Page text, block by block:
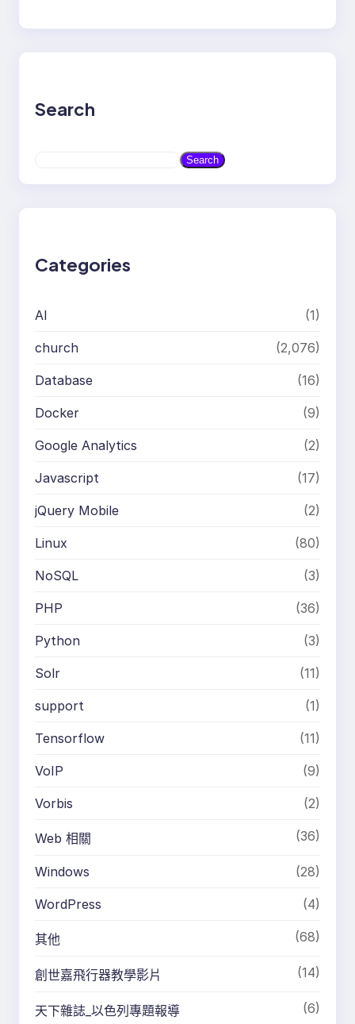
Search
Search
Categories
AI (1)
church (2,076)
Database (16)
Docker (9)
Google Analytics (2)
Javascript (17)
jQuery Mobile (2)
Linux (80)
NoSQL (3)
PHP (36)
Python (3)
Solr (11)
support (1)
Tensorflow (11)
VoIP (9)
Vorbis (2)
Web 相關 (36)
Windows (28)
WordPress (4)
其他 (68)
創世嘉飛行器教學影片 (14)
天下雜誌_以色列專題報導 (6)